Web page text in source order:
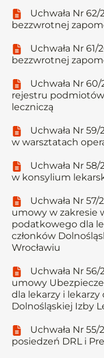
Uchwała Nr
bezzwrotnej
Uchwała Nr
bezzwrotnej
Uchwała Nr
rejestru
leczniczą
Uchwała Nr
w warsztatach
Uchwała Nr
w konsylium
Uchwała Nr
umowy w zakresie
podatkowego dla
członków
Wrocławiu
Uchwała Nr
umowy
dla lekarzy i
Dolnośląskiej Izby
Uchwała Nr
posiedzeń DRL i